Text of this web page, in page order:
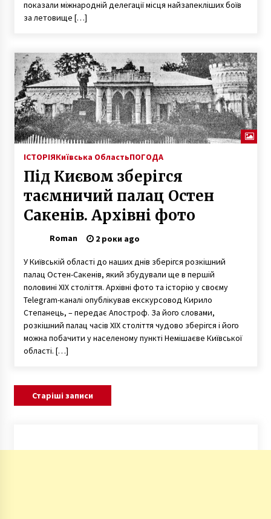
показали міжнародній делегації місця найзапекліших боїв
за летовище […]
ІСТОРІЯКиївська ОбластьПОГОДА
Під Києвом зберігся
таємничий палац Остен
Сакенів. Архівні фото
Roman 2 роки ago
У Київській області до наших днів зберігся розкішний
палац Остен-Сакенів, який збудували ще в першій
половині XIX століття. Архівні фото та історію у своєму
Telegram-каналі опублікував екскурсовод Кирило
Степанець, – передає Апостроф. За його словами,
розкішний палац часів ХІХ століття чудово зберігся і його
можна побачити у населеному пункті Немішаєве Київської
області. […]
Навігація
Старіші записи